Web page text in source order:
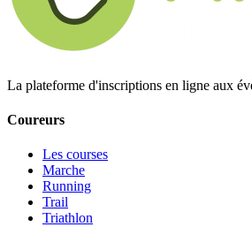
La plateforme d'inscriptions en ligne aux
Coureurs
Les courses
Marche
Running
Trail
Triathlon